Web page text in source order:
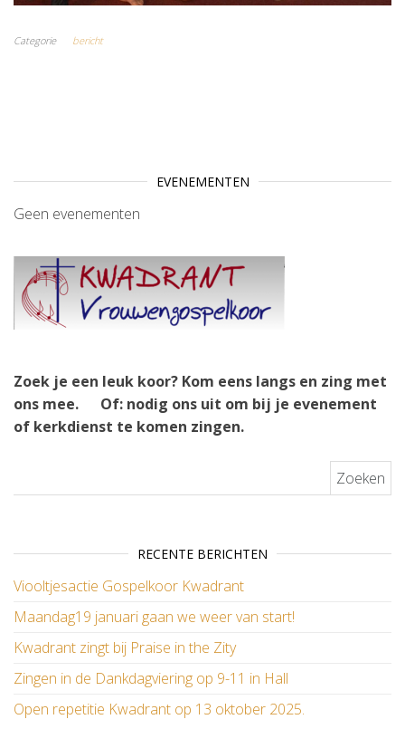
Categorie bericht
EVENEMENTEN
Geen evenementen
Zoek je een leuk koor? Kom eens langs en zing met
ons mee. Of: nodig ons uit om bij je evenement
of kerkdienst te komen zingen.
RECENTE BERICHTEN
Viooltjesactie Gospelkoor Kwadrant
Maandag19 januari gaan we weer van start!
Kwadrant zingt bij Praise in the Zity
Zingen in de Dankdagviering op 9-11 in Hall
Open repetitie Kwadrant op 13 oktober 2025.